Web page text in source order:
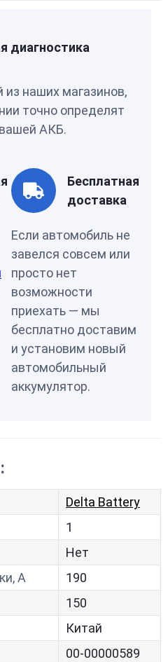
диагностика
наших магазинов,
точно определят
АКБ.
Бесплатная
доставка
Если автомобиль не
завелся совсем или
просто нет
возможности
приехать — мы
бесплатно доставим
и установим новый
автомобильный
аккумулятор.
Delta Battery
1
Нет
A
190
150
Китай
00-00000589